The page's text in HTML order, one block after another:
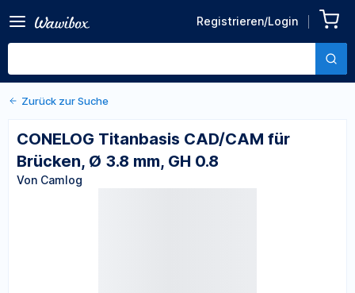
Registrieren/Login
CAD/CAM für Brücken, Ø 3.8
mm, GH 0.8
Von Camlog
Zurück zu den Produktdetails
Zurück zur Suche
CONELOG Titanbasis CAD/CAM für
Brücken, Ø 3.8 mm, GH 0.8
Von Camlog